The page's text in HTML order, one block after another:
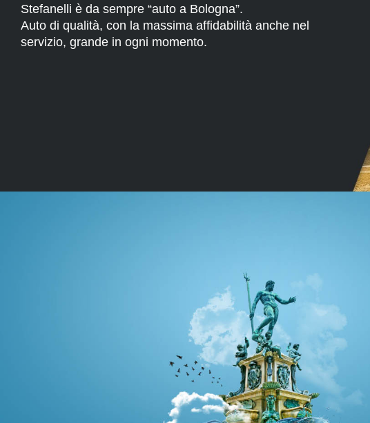
Stefanelli è da sempre “auto a Bologna”.
Auto di qualità, con la massima affidabilità anche nel
servizio, grande in ogni momento.